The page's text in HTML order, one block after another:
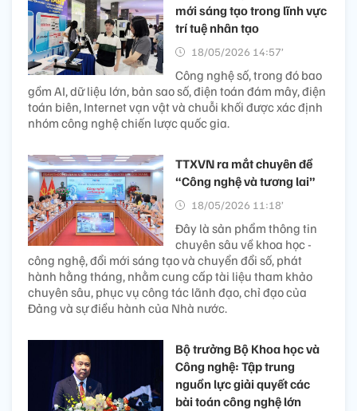
mới sáng tạo trong lĩnh vực
trí tuệ nhân tạo
18/05/2026 14:57’
Công nghệ số, trong đó bao
gồm AI, dữ liệu lớn, bản sao số, điện toán đám mây, điện
toán biên, Internet vạn vật và chuỗi khối được xác định
nhóm công nghệ chiến lược quốc gia.
TTXVN ra mắt chuyên đề
“Công nghệ và tương lai”
18/05/2026 11:18’
Đây là sản phẩm thông tin
chuyên sâu về khoa học -
công nghệ, đổi mới sáng tạo và chuyển đổi số, phát
hành hằng tháng, nhằm cung cấp tài liệu tham khảo
chuyên sâu, phục vụ công tác lãnh đạo, chỉ đạo của
Đảng và sự điều hành của Nhà nước.
Bộ trưởng Bộ Khoa học và
Công nghệ: Tập trung
nguồn lực giải quyết các
bài toán công nghệ lớn